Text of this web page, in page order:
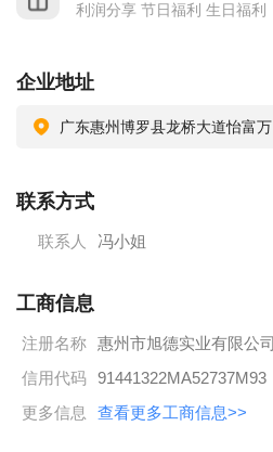
利润分享 节日福利 生日福利
企业地址
联系方式
联系人 冯小姐
工商信息
注册名称 惠州市旭德实业有限公司
信用代码 91441322MA52737M93
更多信息
查看更多工商信息>>